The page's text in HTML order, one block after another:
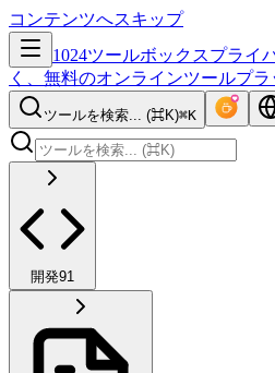
コンテンツへスキップ
1024ツールボックスプライ
く、無料のオンラインツールプ
ツールを検索... (⌘K)⌘K
開発91